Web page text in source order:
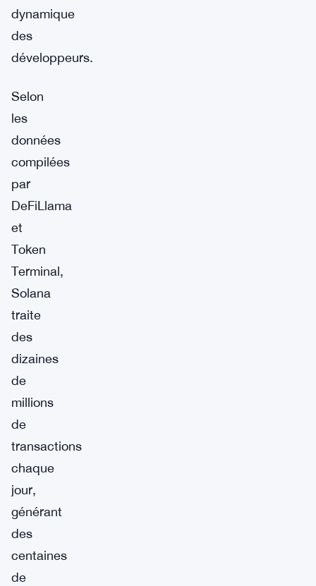
dynamique
des
développeurs.
Selon
les
données
compilées
par
DeFiLlama
et
Token
Terminal,
Solana
traite
des
dizaines
de
millions
de
transactions
chaque
jour,
générant
des
centaines
de